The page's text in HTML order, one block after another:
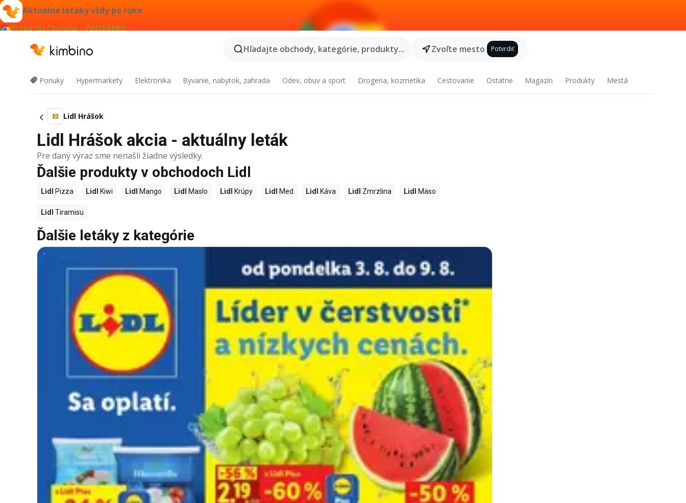
Aktuálne letáky vždy po ruke
Pridať do Chrome - ZADARMO
Hľadajte obchody, kategórie, produkty...
Zvoľte mesto Potvrdiť
Ponuky Hypermarkety Elektronika Byvanie, nabytok, zahrada Odev, obuv a sport Drogeria, kozmetika Cestovanie Ostatne Magazín Produkty Mestá
Lidl Hrášok
Lidl Hrášok akcia - aktuálny leták
Pre daný výraz sme nenašli žiadne výsledky.
Ďalšie produkty v obchodoch Lidl
Lidl Pizza Lidl Kiwi Lidl Mango Lidl Maslo Lidl Krúpy Lidl Med Lidl Káva Lidl Zmrzlina Lidl Mäso
Lidl Tiramisu
Ďalšie letáky z kategórie